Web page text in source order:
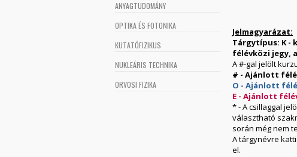
Jelmagyarázat:
Tárgytípus: K -
félévközi jegy,
A #-gal jelölt
# - Ajánlott
O - Ajánlott
E - Ajánlott
* - A csillaggal
választható
során még nem
A tárgynévre
el.
ANYAGTUDOMÁNY
OPTIKA ÉS FOTONIKA
KUTATÓFIZIKUS
NUKLEÁRIS TECHNIKA
ORVOSI FIZIKA